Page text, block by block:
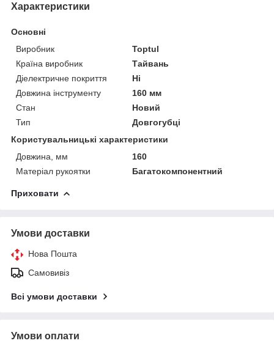
Характеристики
Основні
Виробник
Toptul
Країна виробник
Тайвань
Діелектричне покриття
Ні
Довжина інструменту
160 мм
Стан
Новий
Тип
Довгогубці
Користувальницькі характеристики
Довжина, мм
160
Матеріал рукоятки
Багатокомпонентний
Приховати
Умови доставки
Нова Пошта
Самовивіз
Всі умови доставки
Умови оплати